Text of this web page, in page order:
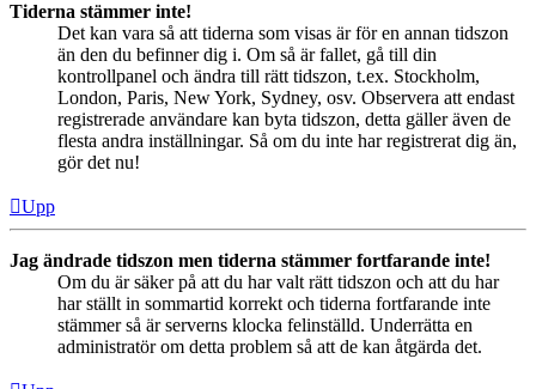
Tiderna stämmer inte!
Det kan vara så att tiderna som visas är för en annan tidszon
än den du befinner dig i. Om så är fallet, gå till din
kontrollpanel och ändra till rätt tidszon, t.ex. Stockholm,
London, Paris, New York, Sydney, osv. Observera att endast
registrerade användare kan byta tidszon, detta gäller även de
flesta andra inställningar. Så om du inte har registrerat dig än,
gör det nu!
Upp
Jag ändrade tidszon men tiderna stämmer fortfarande inte!
Om du är säker på att du har valt rätt tidszon och att du har
har ställt in sommartid korrekt och tiderna fortfarande inte
stämmer så är serverns klocka felinställd. Underrätta en
administratör om detta problem så att de kan åtgärda det.